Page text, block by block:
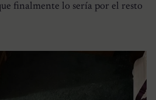
finalmente lo sería por el resto